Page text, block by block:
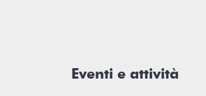
Eventi e attività